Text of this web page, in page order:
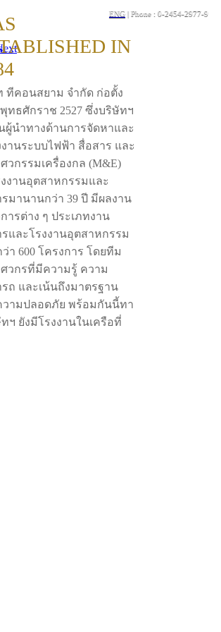
ENG | Phone : 0-2454-2977-9
IN
ทีคอนสยาม จำกัด ก่อตั้ง
ทธศักราช 2527 ซึ่งบริษัทฯ
ผู้นำทางด้านการจัดหาและ
านระบบไฟฟ้า สื่อสาร และ
วกรรมเครื่องกล (M&E)
งานอุตสาหกรรมและ
มานานกว่า 39 ปี มีผลงาน
ารต่าง ๆ ประเภทงาน
และโรงงานอุตสาหกรรม
า 600 โครงการ โดยทีม
ศวกรที่มีความรู้ ความ
ถ และเน้นถึงมาตรฐาน
วามปลอดภัย พร้อมกันนี้ทา
ฯ ยังมีโรงงานในเครือที่